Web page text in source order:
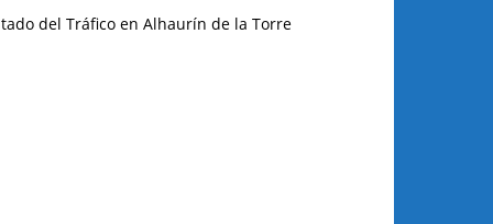
del Tráfico en Alhaurín de la Torre